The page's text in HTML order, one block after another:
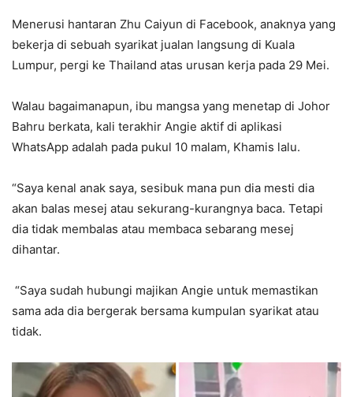
Menerusi hantaran Zhu Caiyun di Facebook, anaknya yang
bekerja di sebuah syarikat jualan langsung di Kuala
Lumpur, pergi ke Thailand atas urusan kerja pada 29 Mei.
Walau bagaimanapun, ibu mangsa yang menetap di Johor
Bahru berkata, kali terakhir Angie aktif di aplikasi
WhatsApp adalah pada pukul 10 malam, Khamis lalu.
“Saya kenal anak saya, sesibuk mana pun dia mesti dia
akan balas mesej atau sekurang-kurangnya baca. Tetapi
dia tidak membalas atau membaca sebarang mesej
dihantar.
“Saya sudah hubungi majikan Angie untuk memastikan
sama ada dia bergerak bersama kumpulan syarikat atau
tidak.